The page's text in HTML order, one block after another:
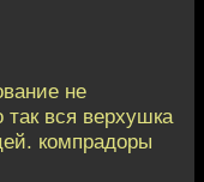
не
так вся верхушка
компрадоры